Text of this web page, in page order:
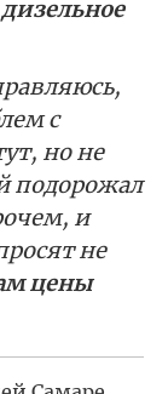
с
но не
подорожал
и
не
цены